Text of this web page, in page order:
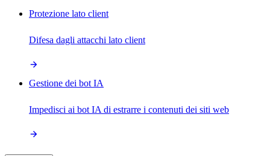
Protezione lato client
Difesa dagli attacchi lato client
Gestione dei bot IA
Impedisci ai bot IA di estrarre i contenuti dei siti web